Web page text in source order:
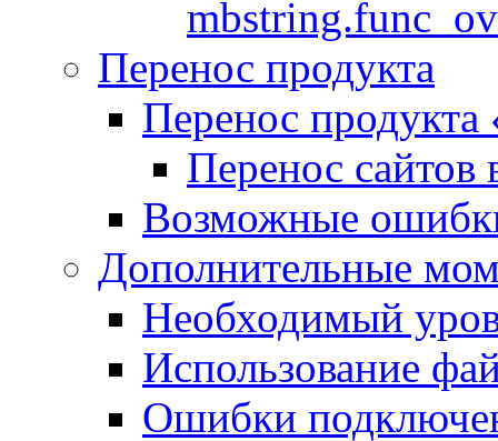
Перенос продукта
Перенос продукта
Перенос сайтов
Возможные
Дополнительные
Необходимый
Использование
Ошибки